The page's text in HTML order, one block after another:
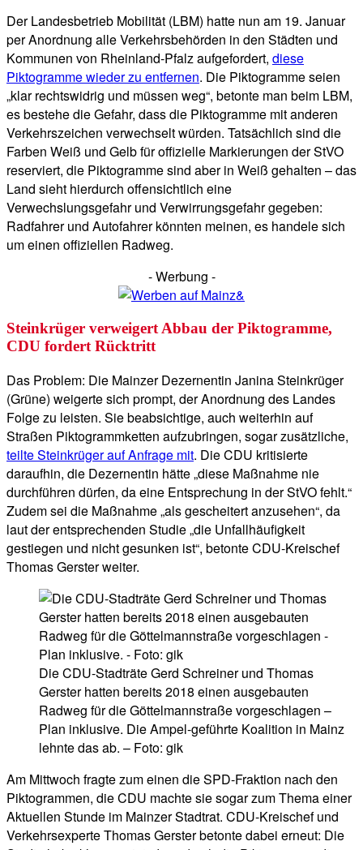
Der Landesbetrieb Mobilität (LBM) hatte nun am 19. Januar
per Anordnung alle Verkehrsbehörden in den Städten und
Kommunen von Rheinland-Pfalz aufgefordert, diese
Piktogramme wieder zu entfernen. Die Piktogramme seien
„klar rechtswidrig und müssen weg“, betonte man beim LBM,
es bestehe die Gefahr, dass die Piktogramme mit anderen
Verkehrszeichen verwechselt würden. Tatsächlich sind die
Farben Weiß und Gelb für offizielle Markierungen der StVO
reserviert, die Piktogramme sind aber in Weiß gehalten – das
Land sieht hierdurch offensichtlich eine
Verwechslungsgefahr und Verwirrungsgefahr gegeben:
Radfahrer und Autofahrer könnten meinen, es handele sich
um einen offiziellen Radweg.
- Werbung -
Steinkrüger verweigert Abbau der Piktogramme,
CDU fordert Rücktritt
Das Problem: Die Mainzer Dezernentin Janina Steinkrüger
(Grüne) weigerte sich prompt, der Anordnung des Landes
Folge zu leisten. Sie beabsichtige, auch weiterhin auf
Straßen Piktogrammketten aufzubringen, sogar zusätzliche,
teilte Steinkrüger auf Anfrage mit. Die CDU kritisierte
daraufhin, die Dezernentin hätte „diese Maßnahme nie
durchführen dürfen, da eine Entsprechung in der StVO fehlt.“
Zudem sei die Maßnahme „als gescheitert anzusehen“, da
laut der entsprechenden Studie „die Unfallhäufigkeit
gestiegen und nicht gesunken ist“, betonte CDU-Kreischef
Thomas Gerster weiter.
Die CDU-Stadträte Gerd Schreiner und Thomas
Gerster hatten bereits 2018 einen ausgebauten
Radweg für die Göttelmannstraße vorgeschlagen –
Plan inklusive. Die Ampel-geführte Koalition in Mainz
lehnte das ab. – Foto: gik
Am Mittwoch fragte zum einen die SPD-Fraktion nach den
Piktogrammen, die CDU machte sie sogar zum Thema einer
Aktuellen Stunde im Mainzer Stadtrat. CDU-Kreischef und
Verkehrsexperte Thomas Gerster betonte dabei erneut: Die